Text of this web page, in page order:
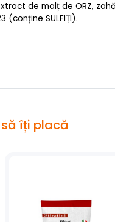
de malț de ORZ,
SULFIȚI).
îți placă